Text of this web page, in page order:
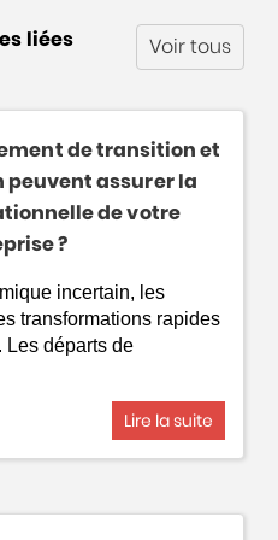
liées Voir tous
de transition et
peuvent assurer la
de votre
?
incertain, les
transformations rapides
Les départs de
Lire la suite